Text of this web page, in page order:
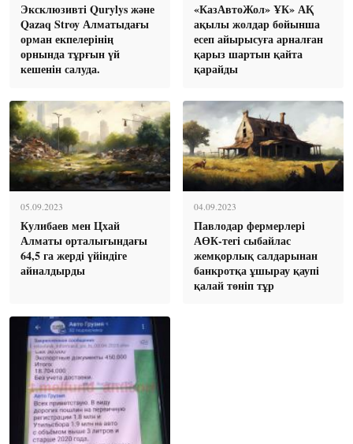
Эксклюзивті Qurylys және
Qazaq Stroy Алматыдағы
орман екпелерінің
орнында тұрғын үй
кешенін салуда.
«КазАвтоЖол» ҰК» АҚ
ақылы жолдар бойынша
есеп айырысуға арналған
қарыз шартын қайта
қарайды
05.09.2023
Кулибаев мен Цхай
Алматы орталығындағы
64,5 га жерді үйіндіге
айналдырды
04.09.2023
Павлодар фермерлері
АӨК-тегі сыбайлас
жемқорлық салдарынан
банкротқа ұшырау қаупі
қалай төніп тұр